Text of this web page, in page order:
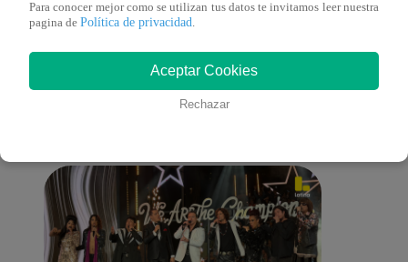
También te puede
interesar
Para conocer mejor como se utilizan tus datos te invitamos leer nuestra
pagina de Política de privacidad.
Aceptar Cookies
Rechazar